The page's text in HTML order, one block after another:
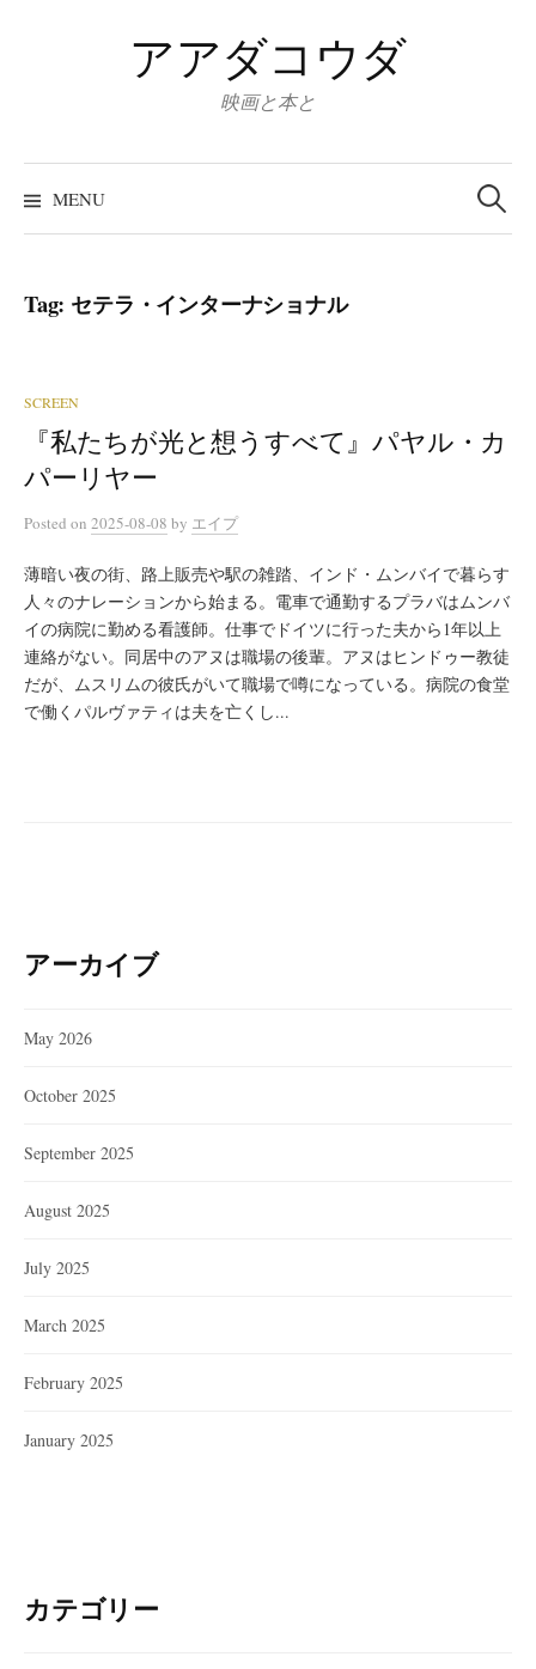
アアダコウダ
映画と本と
MENU
Search
for:
Tag: セテラ・インターナショナル
SCREEN
『私たちが光と想うすべて』パヤル・カ
パーリヤー
Posted on 2025-08-08 by エイプ
薄暗い夜の街、路上販売や駅の雑踏、インド・ムンバイで暮らす
人々のナレーションから始まる。電車で通勤するプラバはムンバ
イの病院に勤める看護師。仕事でドイツに行った夫から1年以上
連絡がない。同居中のアヌは職場の後輩。アヌはヒンドゥー教徒
だが、ムスリムの彼氏がいて職場で噂になっている。病院の食堂
で働くパルヴァティは夫を亡くし...
アーカイブ
May 2026
October 2025
September 2025
August 2025
July 2025
March 2025
February 2025
January 2025
カテゴリー